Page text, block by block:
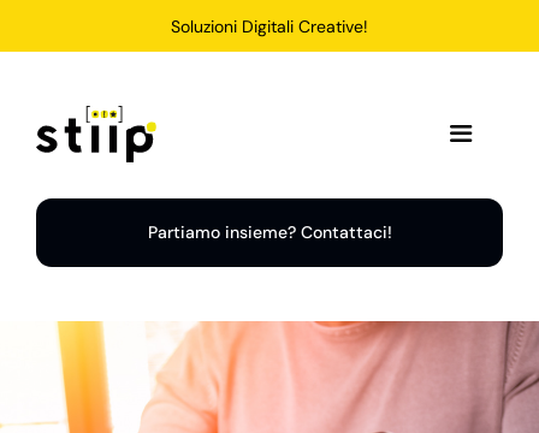
Soluzioni Digitali Creative!
Toggle
Home
Soluzioni
Partiamo insieme? Contattaci!